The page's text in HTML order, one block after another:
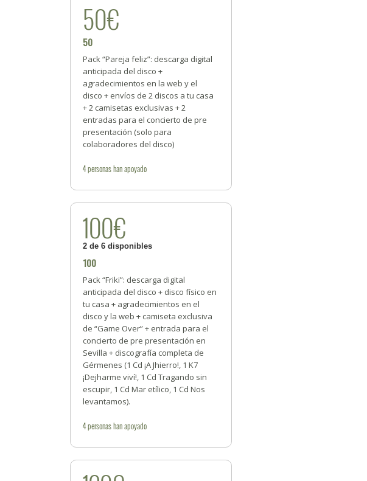
50€
50
Pack “Pareja feliz”: descarga digital
anticipada del disco +
agradecimientos en la web y el
disco + envíos de 2 discos a tu casa
+ 2 camisetas exclusivas + 2
entradas para el concierto de pre
presentación (solo para
colaboradores del disco)
4personashan apoyado
100€
2 de 6 disponibles
100
Pack “Friki”: descarga digital
anticipada del disco + disco físico en
tu casa + agradecimientos en el
disco y la web + camiseta exclusiva
de “Game Over” + entrada para el
concierto de pre presentación en
Sevilla + discografía completa de
Gérmenes (1 Cd ¡A Jhierro!, 1 K7
¡Dejharme viví!, 1 Cd Tragando sin
escupir, 1 Cd Mar etílico, 1 Cd Nos
levantamos).
4personashan apoyado